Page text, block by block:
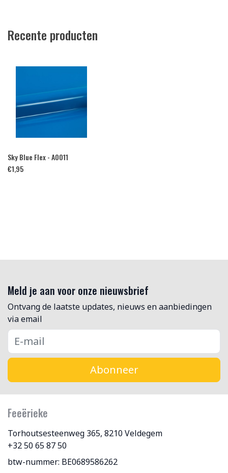
Recente producten
Sky Blue Flex - A0011
€1,95
Meld je aan voor onze nieuwsbrief
Ontvang de laatste updates, nieuws en aanbiedingen
via email
Abonneer
Feeërieke
Torhoutsesteenweg 365, 8210 Veldegem
+32 50 65 87 50
btw-nummer: BE0689586262